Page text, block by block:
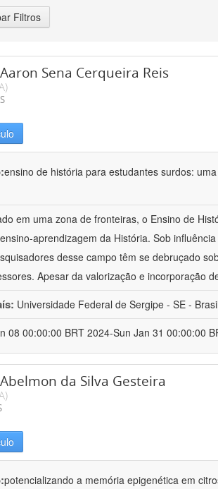
Filtros
Aaron Sena Cerqueira Reis
ensino de história para estudantes surdos:
em uma zona de fronteiras, o Ensino de
aprendizagem da História. Sob
desse campo têm se debruçado
Apesar da valorização e incorporação
Universidade Federal de Sergipe - SE - Brasil
08 00:00:00 BRT 2024-Sun Jan 31 00:00:00
Abelmon da Silva Gesteira
potencializando a memória epigenética em